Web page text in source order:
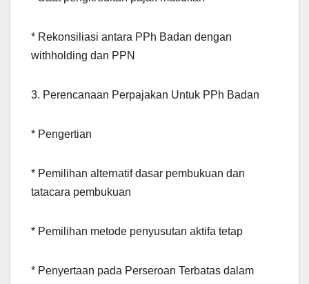
* Rekonsiliasi antara PPh Badan dengan
withholding dan PPN
3. Perencanaan Perpajakan Untuk PPh Badan
* Pengertian
* Pemilihan alternatif dasar pembukuan dan
tatacara pembukuan
* Pemilihan metode penyusutan aktifa tetap
* Penyertaan pada Perseroan Terbatas dalam